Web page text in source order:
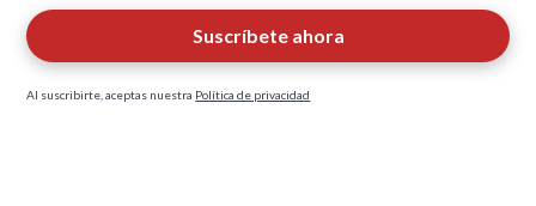
Al suscribirte, aceptas nuestra Política de privacidad